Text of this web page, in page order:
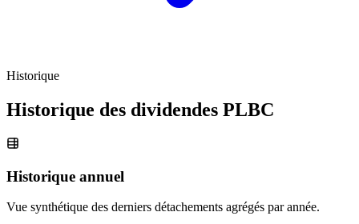
Historique
Historique des dividendes PLBC
Historique annuel
Vue synthétique des derniers détachements agrégés par année.